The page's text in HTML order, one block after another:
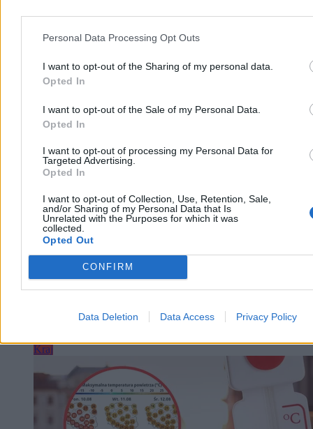
Personal Data Processing Opt Outs
I want to opt-out of the Sharing of my personal data.
Opted In
I want to opt-out of the Sale of my Personal Data.
Opted In
I want to opt-out of processing my Personal Data for
Targeted Advertising.
Opted In
I want to opt-out of Collection, Use, Retention, Sale,
and/or Sharing of my Personal Data that Is
Unrelated with the Purposes for which it was
collected.
Opted Out
CONFIRM
Data Deletion Data Access Privacy Policy
To będzie największa taka defilada w historii
Polski. Wojsko: Jesteśmy gotowi
Próba generalna na warszawskiej Wisłostradzie potwierdziła pełną
gotowość sił zbrojnych do obchodów Święta Wojska Polskiego. Jak
zapowiadają przedstawiciele MON oraz Sztabu Generalnego WP,
tegoroczna defilada będzie największą w historii, prezentującą
nowoczesny sprzęt i potencjał sojuszników.
Kraj